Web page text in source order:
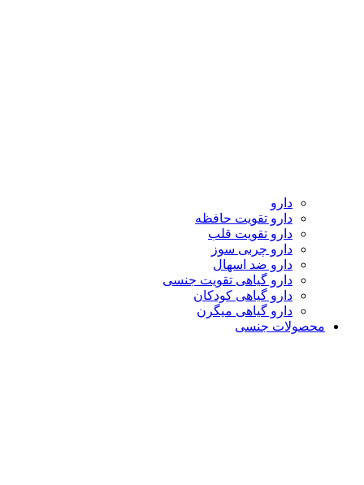
دارو
دارو تقویت حافظه
دارو تقویت قلب
دارو چربی سوز
دارو ضد اسهال
دارو گیاهی تقویت جنسی
دارو گیاهی کودکان
دارو گیاهی میگرن
محصولات جنسی